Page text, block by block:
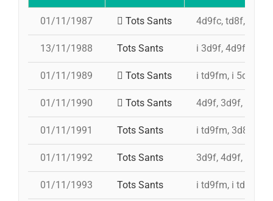
01/11/1987 Tots Sants 4d9fc, td8f, 5d7,
13/11/1988 Tots Sants i 3d9f, 4d9fc
01/11/1989 Tots Sants i td9fm, i 5d8,
01/11/1990 Tots Sants 4d9f, 3d9f, td8fc,
01/11/1991 Tots Sants i td9fm, 3d8, i
01/11/1992 Tots Sants 3d9f, 4d9f, i
01/11/1993 Tots Sants i td9fm, i td9fm, i